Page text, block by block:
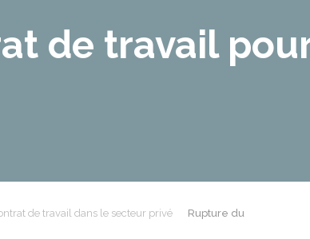
de travail
de travail dans le secteur privé
Rupture du